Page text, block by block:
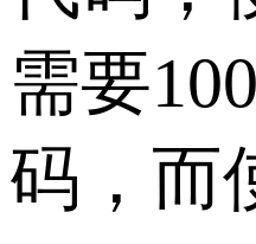
需要
码，而